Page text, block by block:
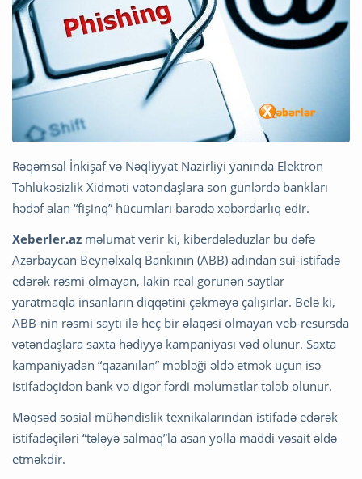
Rəqəmsal İnkişaf və Nəqliyyat Nazirliyi yanında Elektron
Təhlükəsizlik Xidməti vətəndaşlara son günlərdə bankları
hədəf alan “fişinq” hücumları barədə xəbərdarlıq edir.
Xeberler.az məlumat verir ki, kiberdələduzlar bu dəfə
Azərbaycan Beynəlxalq Bankının (ABB) adından sui-istifadə
edərək rəsmi olmayan, lakin real görünən saytlar
yaratmaqla insanların diqqətini çəkməyə çalışırlar. Belə ki,
ABB-nin rəsmi saytı ilə heç bir əlaqəsi olmayan veb-resursda
vətəndaşlara saxta hədiyyə kampaniyası vəd olunur. Saxta
kampaniyadan “qazanılan” məbləği əldə etmək üçün isə
istifadəçidən bank və digər fərdi məlumatlar tələb olunur.
Məqsəd sosial mühəndislik texnikalarından istifadə edərək
istifadəçiləri “tələyə salmaq”la asan yolla maddi vəsait əldə
etməkdir.